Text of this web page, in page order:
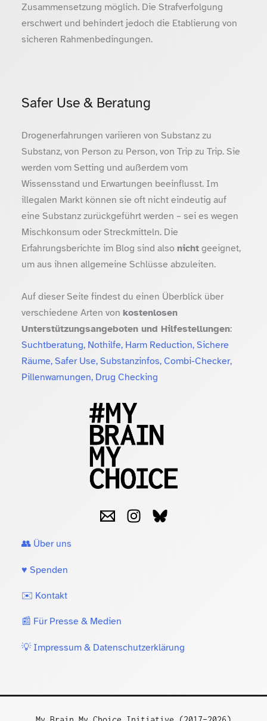
Zusammensetzung möglich. Die Strafverfolgung
erschwert und behindert jedoch die Etablierung von
sicheren Rahmenbedingungen.
Safer Use & Beratung
Drogenerfahrungen variieren von Substanz zu
Substanz, von Person zu Person, von Trip zu Trip. Sie
werden vom Setting und außerdem vom
Wissensstand und Erwartungen beeinflusst. Im
illegalen Markt können sie oft nicht eindeutig auf
eine Substanz zurückgeführt werden – sei es wegen
Mischkonsum oder Streckmitteln. Die
Erfahrungsberichte im Blog sind also nichtgeeignet,
um aus ihnen allgemeine Schlüsse abzuleiten.
Auf dieser Seite findest du einen Überblick über
verschiedene Arten von kostenlosen
Unterstützungsangeboten und Hilfestellungen:
Suchtberatung, Nothilfe, Harm Reduction, Sichere
Räume, Safer Use, Substanzinfos, Combi-Checker,
Pillenwarnungen, Drug Checking
👥 Über uns
♥️ Spenden
✉️ Kontakt
📰 Für Presse & Medien
💡 Impressum & Datenschutzerklärung